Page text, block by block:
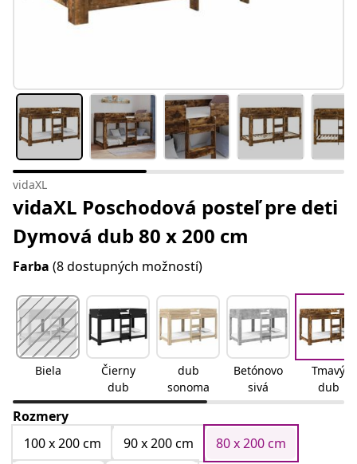
vidaXL
vidaXL Poschodová posteľ pre deti
Dymová dub 80 x 200 cm
Farba (8 dostupných možností)
Biela
Čierny
dub
dub
sonoma
Betónovo
sivá
Tmavý
dub
Rozmery
100 x 200 cm
90 x 200 cm
80 x 200 cm